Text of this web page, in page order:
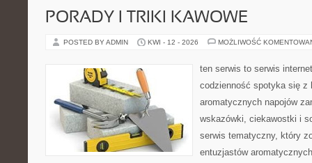
PORADY I TRIKI KAWOWE
POSTED BY ADMIN KWI - 12 - 2026 MOŻLIWOŚĆ
ten serwis to serwis
codzienność spotyka się z
aromatycznych napojów
wskazówki, ciekawostki i
serwis tematyczny, który
entuzjastów